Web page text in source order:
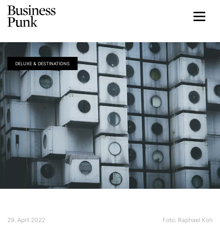
DELUXE & DESTINATIONS
29. April 2022 Foto: Raphael Koh